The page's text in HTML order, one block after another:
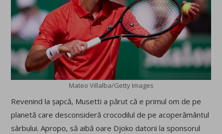
Mateo Villalba/Getty Images
Revenind la șapcă, Musetti a părut că e primul om de pe
planetă care desconsideră crocodilul de pe acoperământul
sârbului. Apropo, să aibă oare Djoko datorii la sponsorul